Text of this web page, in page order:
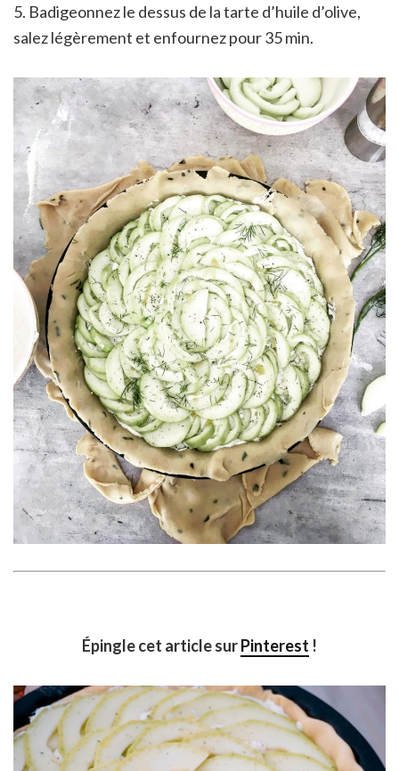
5. Badigeonnez le dessus de la tarte d’huile d’olive,
salez légèrement et enfournez pour 35 min.
Épingle cet article surPinterest !